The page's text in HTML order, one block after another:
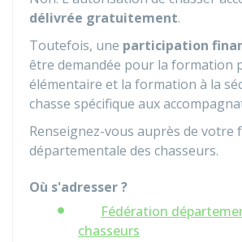
délivrée gratuitement.
Toutefois, une participation
être demandée pour la formation
élémentaire et la formation à la
chasse spécifique aux
Renseignez-vous auprès de votre
départementale des chasseurs.
Où s'adresser ?
Fédération
chasseurs